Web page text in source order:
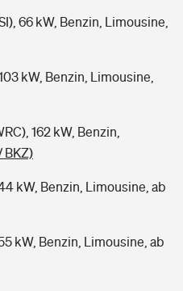
66 kW, Benzin, Limousine,
kW, Benzin, Limousine,
162 kW, Benzin,
BKZ)
kW, Benzin, Limousine, ab
kW, Benzin, Limousine, ab